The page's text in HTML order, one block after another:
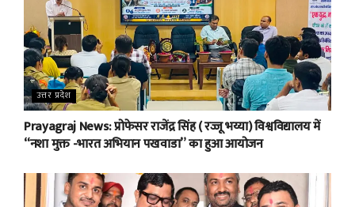
उत्तर प्रदेश
Prayagraj News: प्रोफेसर राजेंद्र सिंह ( रज्जू भय्या) विश्वविद्यालय में
“नशा मुक्त -भारत अभियान पखवाडा” का हुआ आयोजन